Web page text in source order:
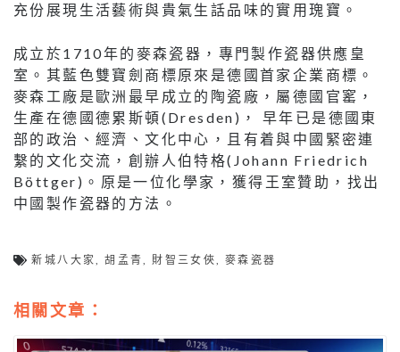
充份展現生活藝術與貴氣生話品味的實用瑰寶。
成立於1710年的麥森瓷器，專門製作瓷器供應皇
室。其藍色雙寶劍商標原來是德國首家企業商標。
麥森工廠是歐洲最早成立的陶瓷廠，屬德國官窰，
生產在德國德累斯頓(Dresden)， 早年已是德國東
部的政治、經濟、文化中心，且有着與中國緊密連
繫的文化交流，創辦人伯特格(Johann Friedrich
Böttger)。原是一位化學家，獲得王室贊助，找出
中國製作瓷器的方法。
新城八大家,胡孟青, 財智三女俠,麥森瓷器
相關文章：